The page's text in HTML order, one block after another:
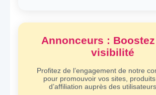
Annonceurs :
visibilité
Profitez de l’engagement de notre
pour promouvoir vos sites,
d’affiliation auprès des